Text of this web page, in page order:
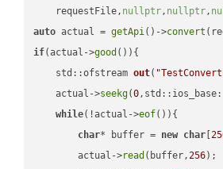
    requestFile,
nullptr, nullptr,
auto actual = getApi()->convert
if(actual->good ()){
std::ofstream out(
    actual->
seekg(0
while(!actual->eof()){
char* buffer = new char [
        actual->
read (buffer,256);